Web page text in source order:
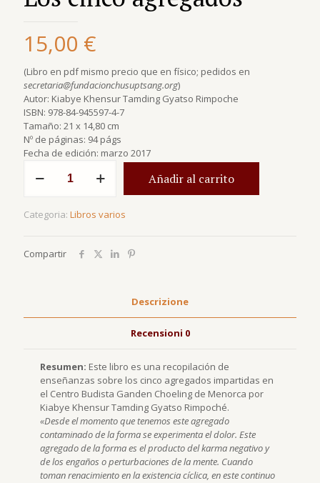
15,00 €
(Libro en pdf mismo precio que en físico; pedidos en
secretaria@fundacionchusuptsang.org)
Autor: Kiabye Khensur Tamding Gyatso Rimpoche
ISBN: 978-84-945597-4-7
Tamaño: 21 x 14,80 cm
Nº de páginas: 94 págs
Fecha de edición: marzo 2017
cinco
Añadir al carrito
Categoria: Libros varios
Compartir
Descrizione
Recensioni 0
Resumen: Este libro es una recopilación de
enseñanzas sobre los cinco agregados impartidas en
el Centro Budista Ganden Choeling de Menorca por
Kiabye Khensur Tamding Gyatso Rimpoché.
«Desde el momento que tenemos este agregado
contaminado de la forma se experimenta el dolor. Este
agregado de la forma es el producto del karma negativo y
de los engaños o perturbaciones de la mente. Cuando
toman renacimiento en la existencia cíclica, en este continuo